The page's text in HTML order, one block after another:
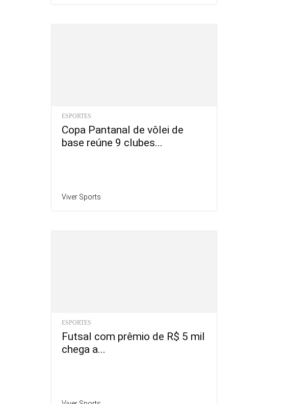
ESPORTES
Copa Pantanal de vôlei de
base reúne 9 clubes...
Viver Sports
ESPORTES
Futsal com prêmio de R$ 5 mil
chega a...